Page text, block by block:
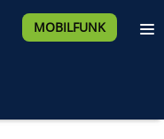
MOBILFUNK